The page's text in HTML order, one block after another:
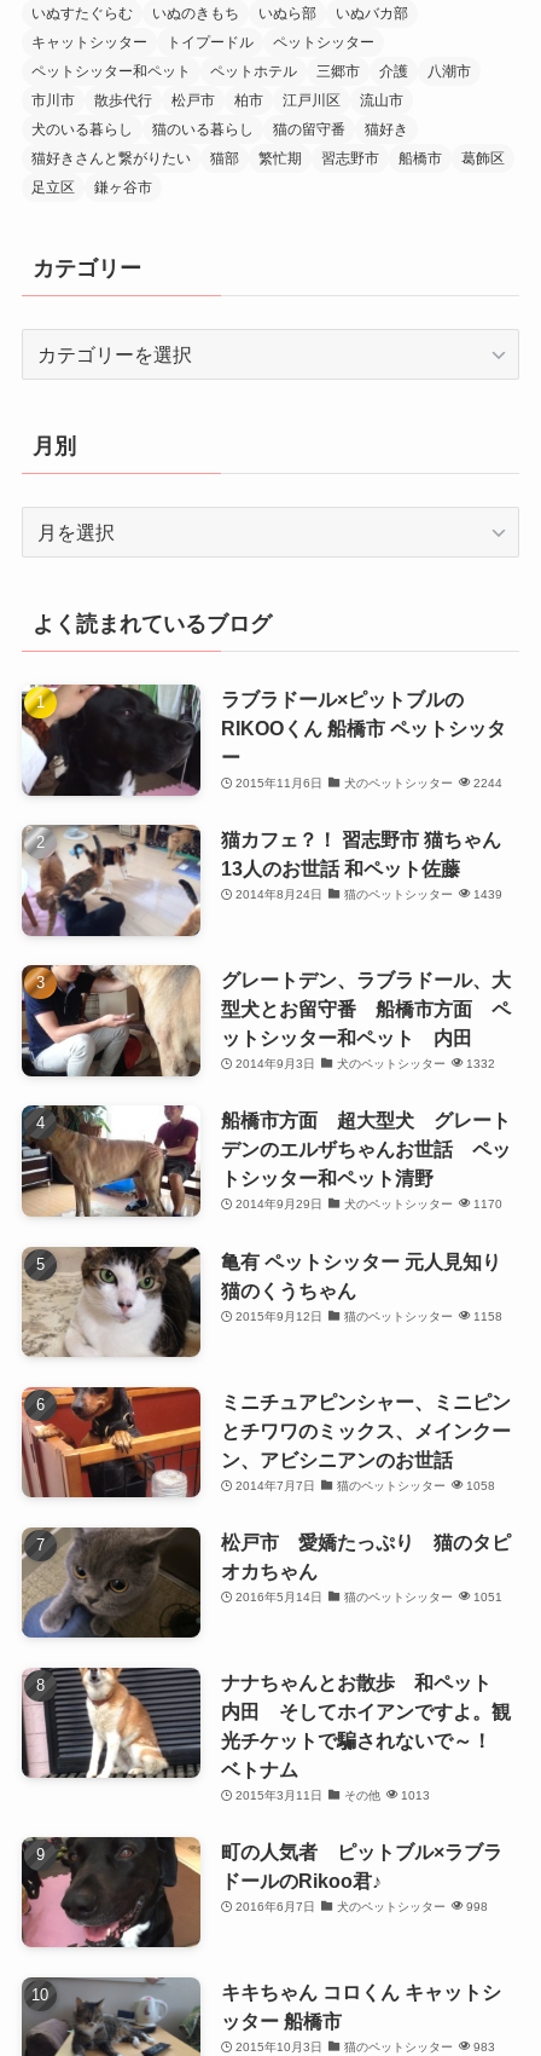
いぬすたぐらむ いぬのきもち いぬら部
いぬバカ部
キャットシッター
トイプードル
ペットシッター
ペットシッター和ペット
ペットホテル 三郷市 介護
八潮市
市川市
散歩代行 松戸市 柏市 江戸川区
流山市
犬のいる暮らし
猫のいる暮らし 猫の留守番
猫好き
猫好きさんと繋がりたい
猫部 繁忙期 習志野市 船橋市
葛飾区
足立区
鎌ヶ谷市
カテゴリー
リ
ー
月別
よく読まれているブログ
ラブラドール×ピットブルの
RIKOOくん 船橋市 ペットシッタ
ー
2015年11月6日 犬のペットシッター 2244
猫カフェ？！ 習志野市 猫ちゃん
13人のお世話 和ペット佐藤
2014年8月24日 猫のペットシッター 1439
グレートデン、ラブラドール、大
型犬とお留守番 船橋市方面 ペ
ットシッター和ペット 内田
2014年9月3日 犬のペットシッター 1332
船橋市方面 超大型犬 グレート
デンのエルザちゃんお世話 ペッ
トシッター和ペット清野
2014年9月29日 犬のペットシッター 1170
亀有 ペットシッター 元人見知り
猫のくうちゃん
2015年9月12日 猫のペットシッター 1158
ミニチュアピンシャー、ミニピン
とチワワのミックス、メインクー
ン、アビシニアンのお世話
2014年7月7日 猫のペットシッター 1058
松戸市 愛嬌たっぷり 猫のタピ
オカちゃん
2016年5月14日 猫のペットシッター 1051
ナナちゃんとお散歩 和ペット
内田 そしてホイアンですよ。観
光チケットで騙されないで～！
ベトナム
2015年3月11日 その他 1013
町の人気者 ピットブル×ラブラ
ドールのRikoo君♪
2016年6月7日 犬のペットシッター 998
キキちゃん コロくん キャットシ
ッター 船橋市
2015年10月3日 猫のペットシッター 983